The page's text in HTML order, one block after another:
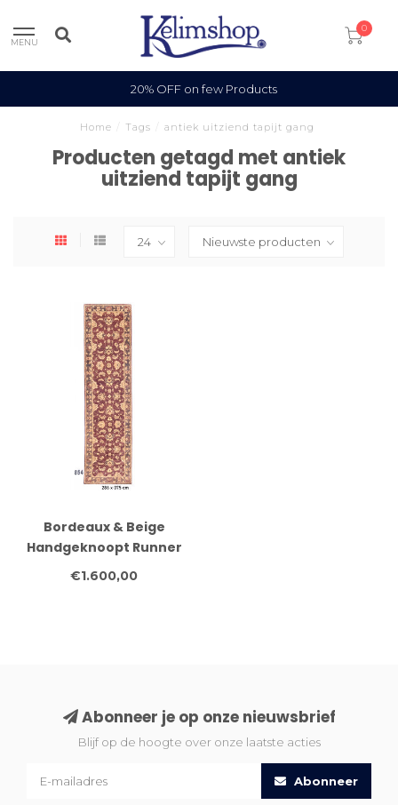
MENU
0
20% OFF on few Products
Home Tags antiek uitziend tapijt gang
Producten getagd met antiek
uitziend tapijt gang
Bordeaux & Beige
Handgeknoopt Runner
Tapijt – 286 x 075 cm –
€1.600,00
Abonneer je op onze nieuwsbrief
Blijf op de hoogte over onze laatste acties
Abonneer